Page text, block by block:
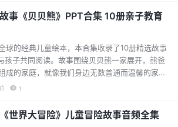
计划制定、注意力训练、情绪
直接应用的方法与话术。 系统
习类型到建立家庭学习规则，
辅导体系，避免碎片化、低效
顾：在提升学习效率的同时，
，帮助家长在辅导过程中减少
动性。 这套课程适合希望提升
事《贝贝熊》PPT合集 10册亲子教育
球的经典儿童绘本，本合集收录了10册精选故事
孩子共同阅读。故事围绕贝贝熊一家展开，熊爸
成的家庭，就像我们身边无数普通而温馨的家
睦，但在子女教育上也面临着种种现实问题。 本
友之交》 《科学饮食》 《见啥要啥》 《钱的学
故事都聚焦于孩子成长中常见的困扰：啃指甲、
1
世界大冒险》儿童冒险故事音频全集